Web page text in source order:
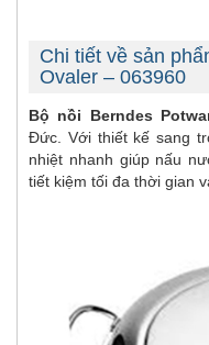
Chi tiết về sản
Ovaler – 063960
Bộ nồi Berndes
Đức. Với thiết kế sang
nhiệt nhanh giúp nấu
tiết kiệm tối đa thời gian